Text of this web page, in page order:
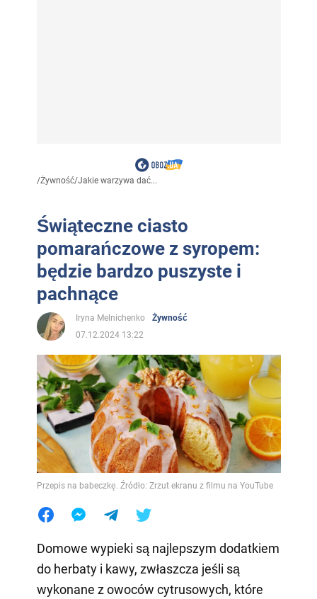
/Żywność/Jakie warzywa dać...
Świąteczne ciasto
pomarańczowe z syropem:
będzie bardzo puszyste i
pachnące
Iryna Melnichenko
Żywność
07.12.2024 13:22
Przepis na babeczkę. Źródło: Zrzut ekranu z filmu na YouTube
Domowe wypieki są najlepszym dodatkiem
do herbaty i kawy, zwłaszcza jeśli są
wykonane z owoców cytrusowych, które